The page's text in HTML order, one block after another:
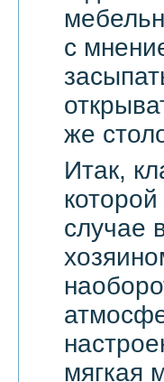
с
же
Итак,
случае
мягкая